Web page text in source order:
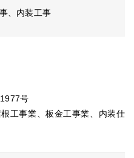
、内装工事
号
工事業、板金工事業、内装仕